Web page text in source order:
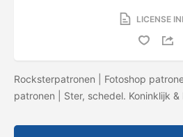
LICENSE
Rocksterpatronen | Fotoshop
patronen | Ster, schedel. Koninklijk